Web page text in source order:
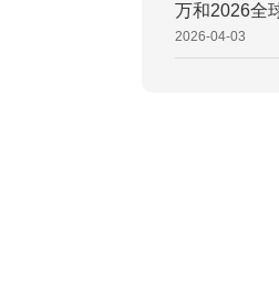
2026-04-03